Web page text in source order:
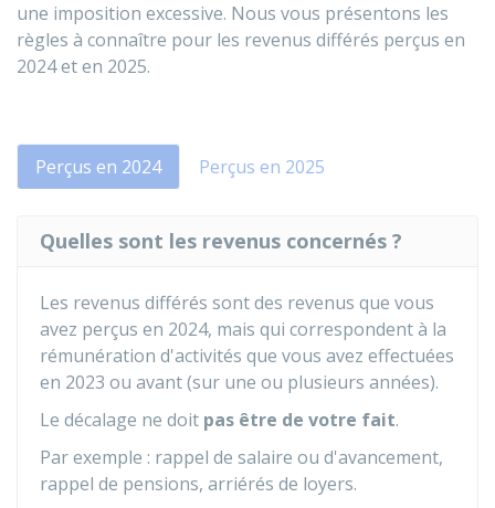
une imposition excessive. Nous vous présentons les
règles à connaître pour les revenus différés perçus en
2024 et en 2025.
Perçus en 2024 Perçus en 2025
Quelles sont les revenus concernés ?
Les revenus différés sont des revenus que vous
avez perçus en 2024, mais qui correspondent à la
rémunération d'activités que vous avez effectuées
en 2023 ou avant (sur une ou plusieurs années).
Le décalage ne doit pas être de votre fait.
Par exemple : rappel de salaire ou d'avancement,
rappel de pensions, arriérés de loyers.